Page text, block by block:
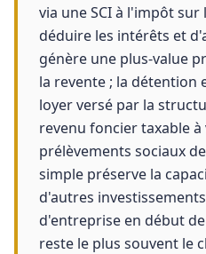
via une SCI à l'impôt
déduire les intérêts et
génère une plus-value
la revente ; la détention
loyer versé par la
revenu foncier taxable
prélèvements sociaux
simple préserve la
d'autres
d'entreprise en début
reste le plus souvent le